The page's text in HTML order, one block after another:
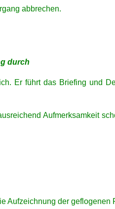
abbrechen.
durch
Er führt das Briefing und
Aufmerksamkeit
Aufzeichnung der